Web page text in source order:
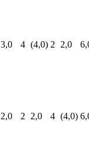
3,0 4 (4,0) 2 2,0
2,0 2 2,0 4 (4,0)